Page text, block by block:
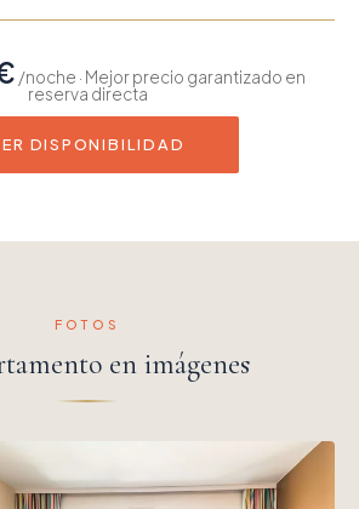
/noche · Mejor precio garantizado en
reserva directa
DISPONIBILIDAD
FOTOS
en imágenes